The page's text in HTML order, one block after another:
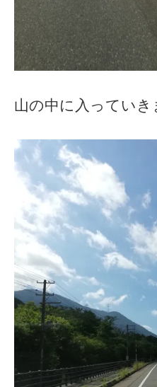
山の中に入っていき